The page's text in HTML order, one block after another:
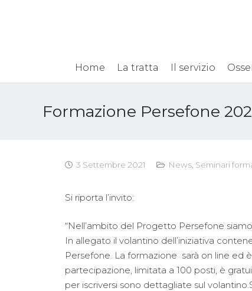
Home La tratta Il servizio
Formazione Persefone
3 Settembre 2021 News Seminari
Si riporta l’invito:
“Nell’ambito del Progetto Persefone
In allegato il volantino dell’iniziativa
Persefone. La formazione sarà on line ed
partecipazione, limitata a 100 posti, è
per iscriversi sono dettagliate sul